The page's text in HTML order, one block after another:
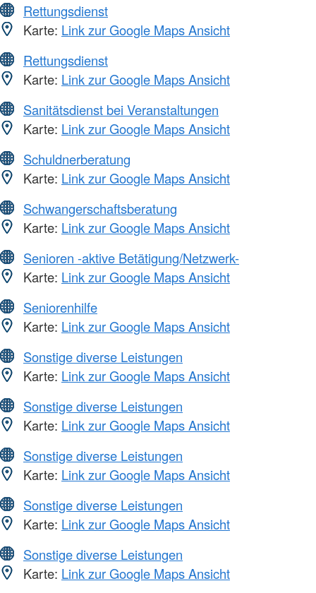
Rettungsdienst
Karte: Link zur Google Maps Ansicht
Rettungsdienst
Karte: Link zur Google Maps Ansicht
Sanitätsdienst bei Veranstaltungen
Karte: Link zur Google Maps Ansicht
Schuldnerberatung
Karte: Link zur Google Maps Ansicht
Schwangerschaftsberatung
Karte: Link zur Google Maps Ansicht
Senioren -aktive Betätigung/Netzwerk-
Karte: Link zur Google Maps Ansicht
Seniorenhilfe
Karte: Link zur Google Maps Ansicht
Sonstige diverse Leistungen
Karte: Link zur Google Maps Ansicht
Sonstige diverse Leistungen
Karte: Link zur Google Maps Ansicht
Sonstige diverse Leistungen
Karte: Link zur Google Maps Ansicht
Sonstige diverse Leistungen
Karte: Link zur Google Maps Ansicht
Sonstige diverse Leistungen
Karte: Link zur Google Maps Ansicht